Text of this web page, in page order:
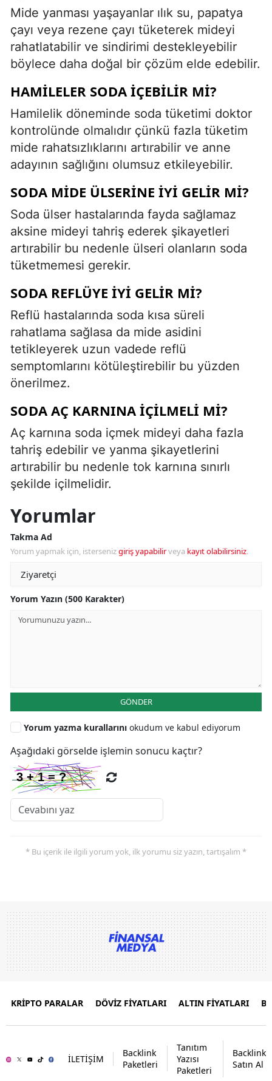
Mide yanması yaşayanlar ılık su, papatya
çayı veya rezene çayı tüketerek mideyi
rahatlatabilir ve sindirimi destekleyebilir
böylece daha doğal bir çözüm elde edebilir.
HAMILELER SODA IÇEBILIR MI?
Hamilelik döneminde soda tüketimi doktor
kontrolünde olmalıdır çünkü fazla tüketim
mide rahatsızlıklarını artırabilir ve anne
adayının sağlığını olumsuz etkileyebilir.
SODA MIDE ÜLSERINE IYI GELIR MI?
Soda ülser hastalarında fayda sağlamaz
aksine mideyi tahriş ederek şikayetleri
artırabilir bu nedenle ülseri olanların soda
tüketmemesi gerekir.
SODA REFLÜYE IYI GELIR MI?
Reflü hastalarında soda kısa süreli
rahatlama sağlasa da mide asidini
tetikleyerek uzun vadede reflü
semptomlarını kötüleştirebilir bu yüzden
önerilmez.
SODA AÇ KARNINA IÇILMELI MI?
Aç karnına soda içmek mideyi daha fazla
tahriş edebilir ve yanma şikayetlerini
artırabilir bu nedenle tok karnına sınırlı
şekilde içilmelidir.
Yorumlar
Takma Ad
Yorum yapmak için, istersenizgiriş yapabilirveya kayıt olabilirsiniz.
Yorum Yazın (500 Karakter)
GÖNDER
Yorum yazma kurallarını okudum ve kabul ediyorum
Aşağıdaki görselde işlemin sonucu kaçtır?
* Bu içerik ile ilgili yorum yok, ilk yorumu siz yazın, tartışalım *
KRİPTO PARALAR DÖVİZ FİYATLARI ALTIN FİYATLARI
İLETİŞİM
Backlink
Paketleri
Tanıtım
Yazısı
Paketleri
Backlink
Satın Al